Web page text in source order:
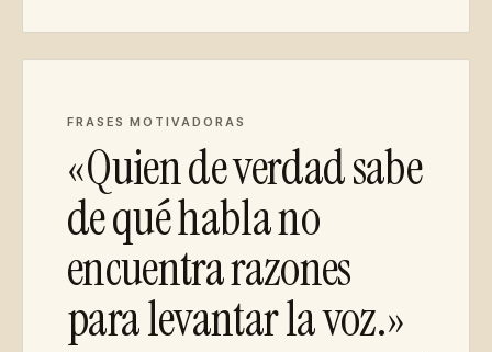
FRASES MOTIVADORAS
«Quien de verdad sabe
de qué habla no
encuentra razones
para levantar la voz.»